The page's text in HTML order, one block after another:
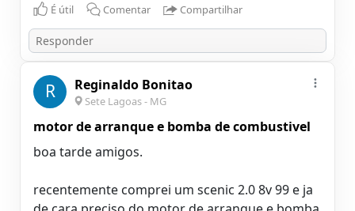
É útil Comentar Compartilhar
R Reginaldo Bonitao
Sete Lagoas - MG
motor de arranque e bomba de combustivel
boa tarde amigos.
recentemente comprei um scenic 2.0 8v 99 e ja